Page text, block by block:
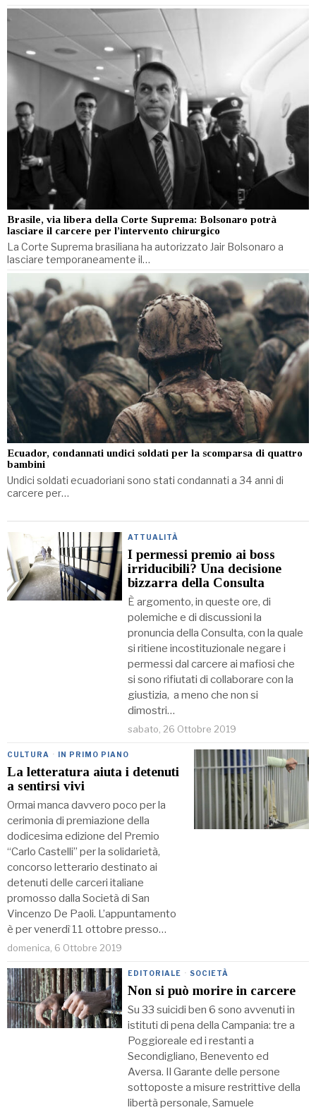
Brasile, via libera della Corte Suprema: Bolsonaro potrà
lasciare il carcere per l’intervento chirurgico
La Corte Suprema brasiliana ha autorizzato Jair Bolsonaro a
lasciare temporaneamente il…
Ecuador, condannati undici soldati per la scomparsa di quattro
bambini
Undici soldati ecuadoriani sono stati condannati a 34 anni di
carcere per…
ATTUALITÀ
I permessi premio ai boss
irriducibili? Una decisione
bizzarra della Consulta
È argomento, in queste ore, di
polemiche e di discussioni la
pronuncia della Consulta, con la quale
si ritiene incostituzionale negare i
permessi dal carcere ai mafiosi che
si sono rifiutati di collaborare con la
giustizia, a meno che non si
dimostri…
sabato, 26 Ottobre 2019
CULTURA · IN PRIMO PIANO
La letteratura aiuta i detenuti
a sentirsi vivi
Ormai manca davvero poco per la
cerimonia di premiazione della
dodicesima edizione del Premio
“Carlo Castelli” per la solidarietà,
concorso letterario destinato ai
detenuti delle carceri italiane
promosso dalla Società di San
Vincenzo De Paoli. L’appuntamento
è per venerdì 11 ottobre presso…
domenica, 6 Ottobre 2019
EDITORIALE · SOCIETÀ
Non si può morire in carcere
Su 33 suicidi ben 6 sono avvenuti in
istituti di pena della Campania: tre a
Poggioreale ed i restanti a
Secondigliano, Benevento ed
Aversa. Il Garante delle persone
sottoposte a misure restrittive della
libertà personale, Samuele